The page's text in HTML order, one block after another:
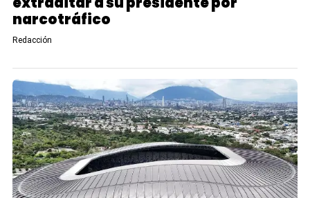
narcotráfico
Redacción